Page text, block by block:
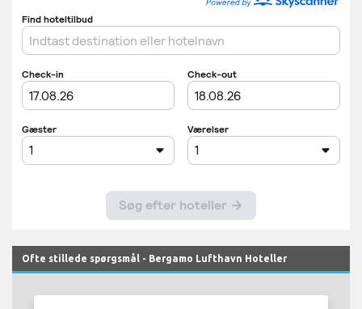
Ofte stillede spørgsmål - Bergamo Lufthavn Hoteller